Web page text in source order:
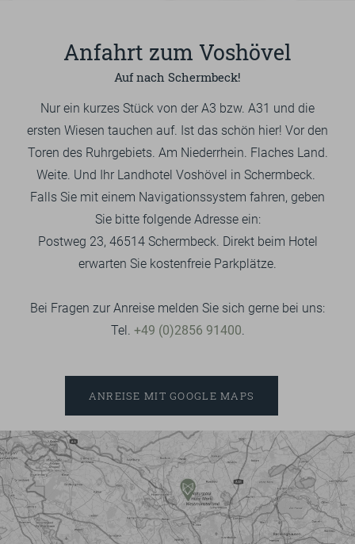
GUTSCHEINE & SHOP
EN
eingeben
Anfahrt zum Voshövel
Auf nach Schermbeck!
Nur ein kurzes Stück von der A3 bzw. A31 und die
ersten Wiesen tauchen auf. Ist das schön hier! Vor den
Toren des Ruhrgebiets. Am Niederrhein. Flaches Land.
Weite. Und Ihr Landhotel Voshövel in Schermbeck.
Falls Sie mit einem Navigationssystem fahren, geben
Sie bitte folgende Adresse ein:
Postweg 23, 46514 Schermbeck. Direkt beim Hotel
erwarten Sie kostenfreie Parkplätze.
Bei Fragen zur Anreise melden Sie sich gerne bei uns:
Tel. +49 (0)2856 91400.
ANREISE MIT GOOGLE MAPS